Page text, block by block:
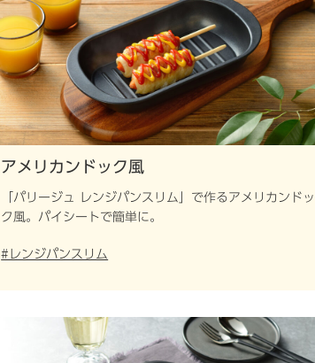
アメリカンドック風
「パリージュ レンジパンスリム」で作るアメリカンドッ
ク風。パイシートで簡単に。
#レンジパンスリム